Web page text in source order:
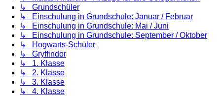
↳ Grundschüler
↳ Einschulung in Grundschule: Januar / Februar
↳ Einschulung in Grundschule: Mai / Juni
↳ Einschulung in Grundschule: September / Oktober
↳ Hogwarts-Schüler
↳ Gryffindor
↳ 1. Klasse
↳ 2. Klasse
↳ 3. Klasse
↳ 4. Klasse